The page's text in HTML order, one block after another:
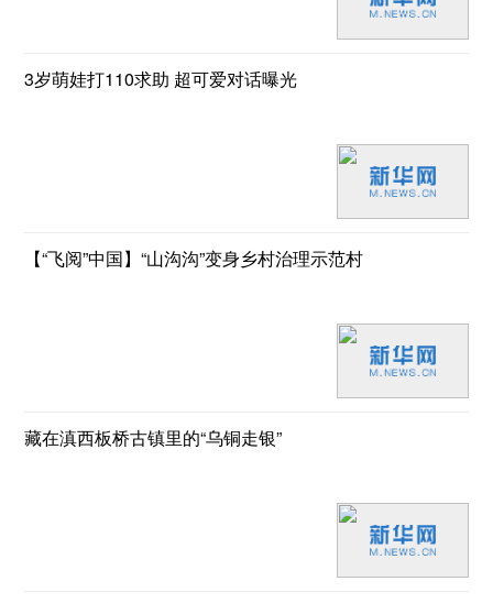
3岁萌娃打110求助 超可爱对话曝光
【“飞阅”中国】“山沟沟”变身乡村治理示范村
藏在滇西板桥古镇里的“乌铜走银”